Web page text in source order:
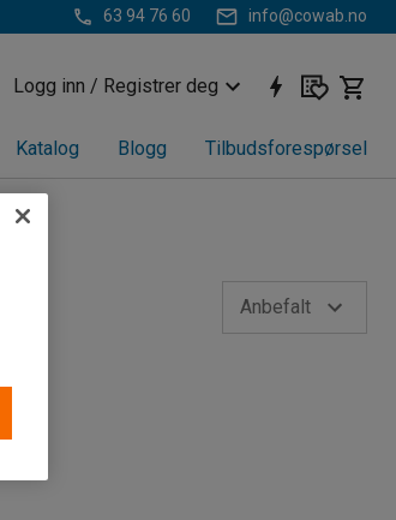
63 94 76 60 info@cowab.no
Logg inn / Registrer deg
Katalog Blogg Tilbudsforespørsel
Anbefalt